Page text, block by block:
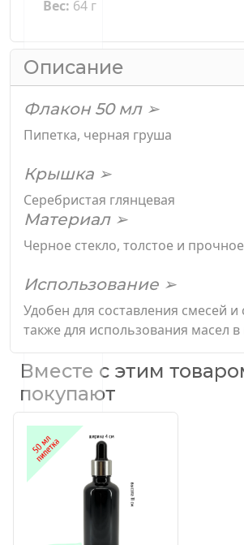
Вес: 64 г
Описание
Флакон 50 мл ➢
Пипетка, черная груша
Крышка ➢
Серебристая глянцевая
Материал ➢
Черное стекло, толстое и прочное
Использование ➢
Удобен для составления смесей и
также для использования масел
Вместе с этим
покупают